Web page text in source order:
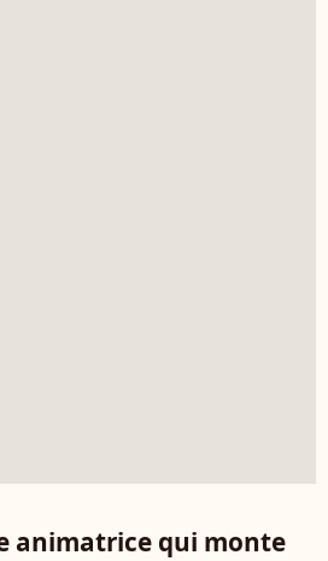
animatrice qui monte